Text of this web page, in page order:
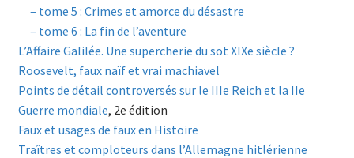
– tome 5 : Crimes et amorce du désastre
– tome 6 : La fin de l’aventure
L’Affaire Galilée. Une supercherie du sot XIXe siècle ?
Roosevelt, faux naïf et vrai machiavel
Points de détail controversés sur le IIIe Reich et la IIe
Guerre mondiale, 2e édition
Faux et usages de faux en Histoire
Traîtres et comploteurs dans l’Allemagne hitlérienne